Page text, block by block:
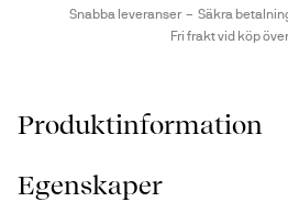
Snabba leveranser Säkra
Fri frakt vid köp
Produktinformation
Egenskaper